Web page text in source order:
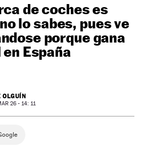
de coches es
lo sabes, pues ve
porque gana
España
OLGUÍN
26 - 14: 11